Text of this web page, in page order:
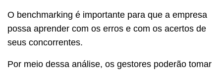
O benchmarking é importante para que a empresa
possa aprender com os erros e com os acertos de
seus concorrentes.
Por meio dessa análise, os gestores poderão tomar